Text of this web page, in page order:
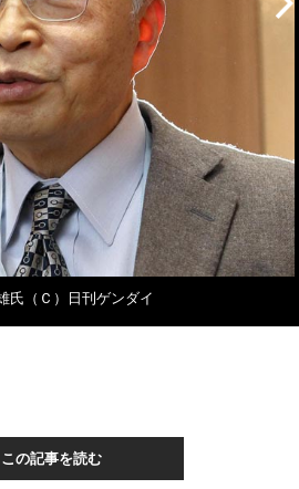
氏（Ｃ）日刊ゲンダイ
この記事を読む